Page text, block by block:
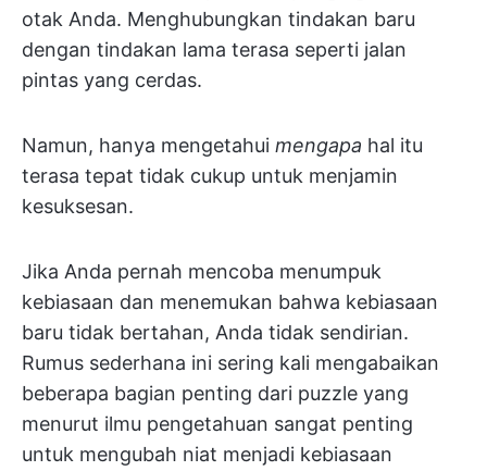
otak Anda. Menghubungkan tindakan baru
dengan tindakan lama terasa seperti jalan
pintas yang cerdas.
Namun, hanya mengetahui mengapa hal itu
terasa tepat tidak cukup untuk menjamin
kesuksesan.
Jika Anda pernah mencoba menumpuk
kebiasaan dan menemukan bahwa kebiasaan
baru tidak bertahan, Anda tidak sendirian.
Rumus sederhana ini sering kali mengabaikan
beberapa bagian penting dari puzzle yang
menurut ilmu pengetahuan sangat penting
untuk mengubah niat menjadi kebiasaan